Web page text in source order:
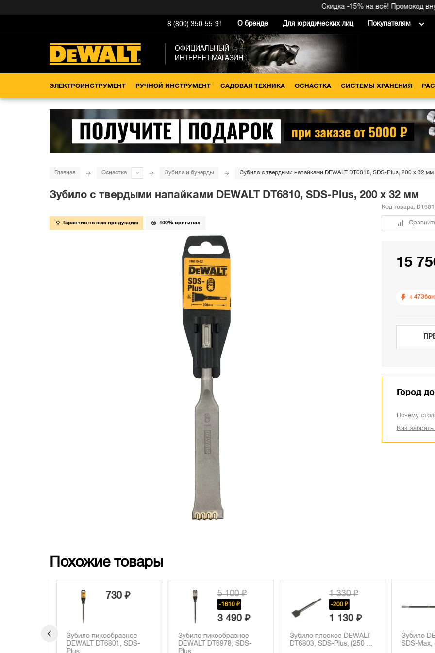
Скидка -15% на всё! Промокод внутри
8 (800) 350-55-91 О бренде Для юридических лиц Покупателям
ОФИЦИАЛЬНЫЙ
ИНТЕРНЕТ-МАГАЗИН
ЭЛЕКТРОИНСТРУМЕНТ РУЧНОЙ ИНСТРУМЕНТ САДОВАЯ ТЕХНИКА ОСНАСТКА СИСТЕМЫ ХРАНЕНИЯ
Главная Оснастка Зубила и бучарды Зубило с твердыми напайками DEWALT DT6810, SDS-Plus, 200 x 32 мм
Зубило с твердыми напайками DEWALT DT6810, SDS-Plus, 200 x 32 мм
Гарантия на всю продукцию 100% оригинал
Код товара:
15
+ 473
Город
Почему
Как
Похожие товары
730 ₽
Зубило пикообразное
DEWALT DT6801, SDS-
5 100 ₽
-1610 ₽
3 490 ₽
Зубило пикообразное
DEWALT DT6978, SDS-
1 330 ₽
-200 ₽
1 130 ₽
Зубило плоское DEWALT
DT6803, SDS-Plus, (250 ...
Зубило
SDS-Max,